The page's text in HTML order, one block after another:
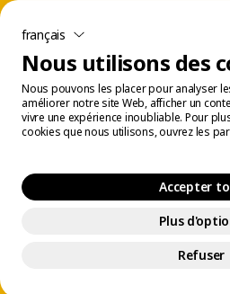
Gestion des
© 2026 Éconofitness. Tous
français
Nous utilisons des
Nous pouvons les placer pour analyser
améliorer notre site Web, afficher un
vivre une expérience inoubliable. Pour
cookies que nous utilisons, ouvrez les
Accepter
Plus
Refuser